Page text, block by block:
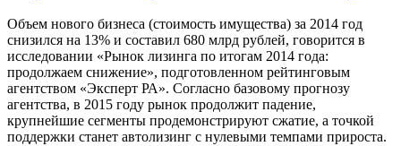
Объем нового бизнеса (стоимость имущества) за 2014 год
снизился на 13% и составил 680 млрд рублей, говорится в
исследовании «Рынок лизинга по итогам 2014 года:
продолжаем снижение», подготовленном рейтинговым
агентством «Эксперт РА». Согласно базовому прогнозу
агентства, в 2015 году рынок продолжит падение,
крупнейшие сегменты продемонстрируют сжатие, а точкой
поддержки станет автолизинг с нулевыми темпами прироста.